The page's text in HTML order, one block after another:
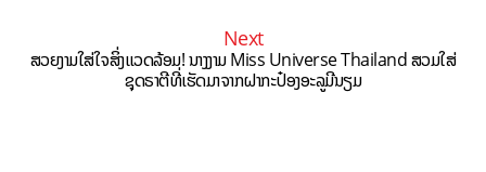
Next
ສວຍງາມໃສ່ໃຈສິ່ງແວດລ້ອມ! ນາງງາມ Miss Universe Thailand ສວມໃສ່
ຊຸດຣາຕີທີ່ເຮັດມາຈາກຝາກະປ໋ອງອະລູມີນຽມ